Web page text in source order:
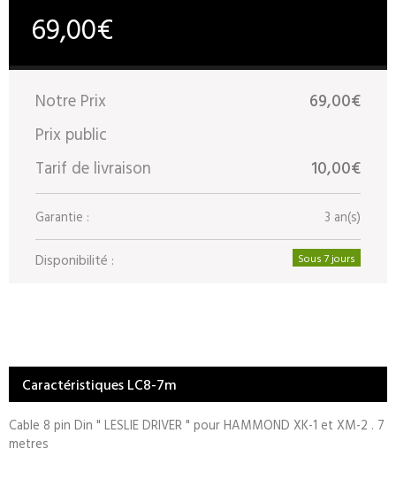
69,00€
Notre Prix
69,00€
Prix public
Tarif de livraison
10,00€
Garantie : 3 an(s)
Disponibilité : Sous 7 jours
Caractéristiques LC8-7m
Cable 8 pin Din " LESLIE DRIVER " pour HAMMOND XK-1 et XM-2 . 7
metres